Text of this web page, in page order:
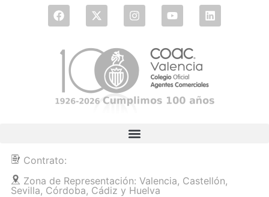
Contrato:
Zona de Representación: Valencia, Castellón,
Sevilla, Córdoba, Cádiz y Huelva